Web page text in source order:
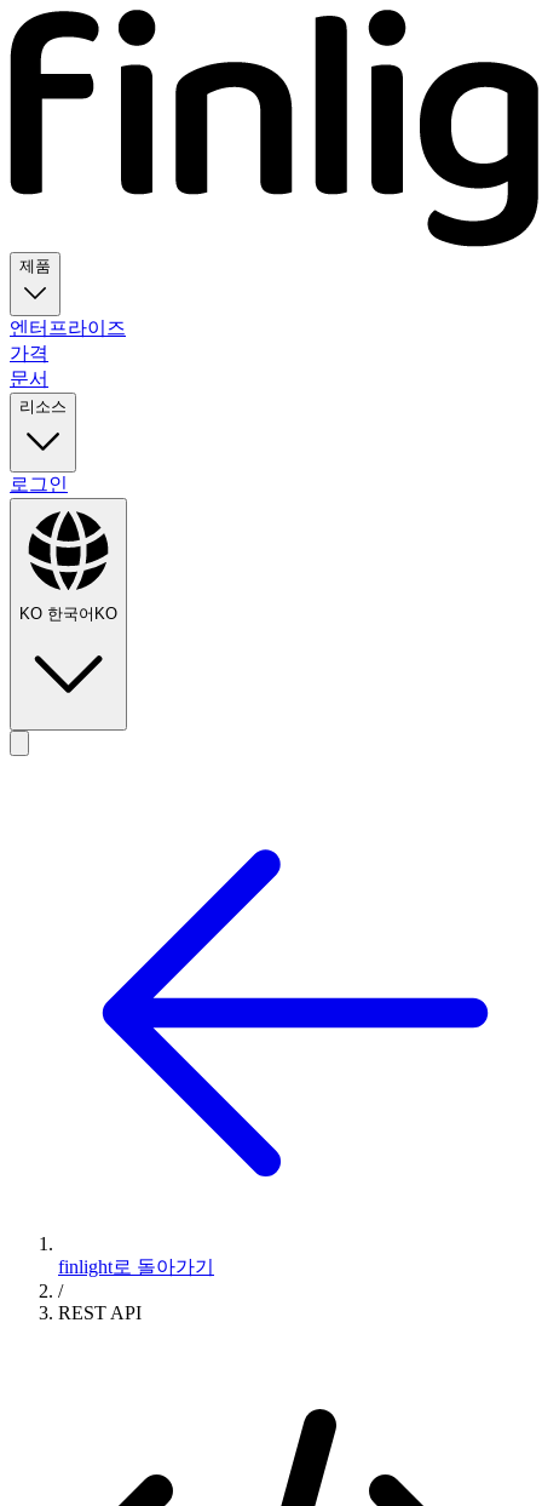
제품
엔터프라이즈
가격
문서
리소스
로그인
KO 한국어 KO
finlight로 돌아가기
/
REST API